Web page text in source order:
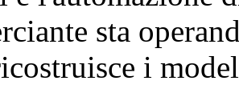
sta
i